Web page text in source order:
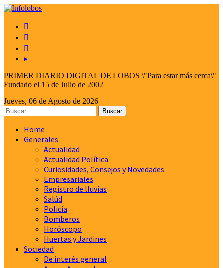



▸
PRIMER DIARIO DIGITAL DE LOBOS \"Para estar más cerca\"
Fundado el 15 de Julio de 2002
Jueves, 06 de Agosto de 2026
Home
Generales
Actualidad
Actualidad Política
Curiosidades, Consejos y Novedades
Empresariales
Registro de lluvias
Salúd
Policía
Bomberos
Horóscopo
Huertas y Jardines
Sociedad
De interés general